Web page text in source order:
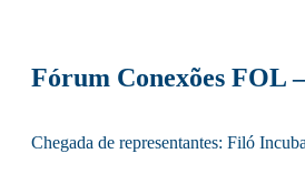
Fórum Conexões FOL
Chegada de representantes: Filó